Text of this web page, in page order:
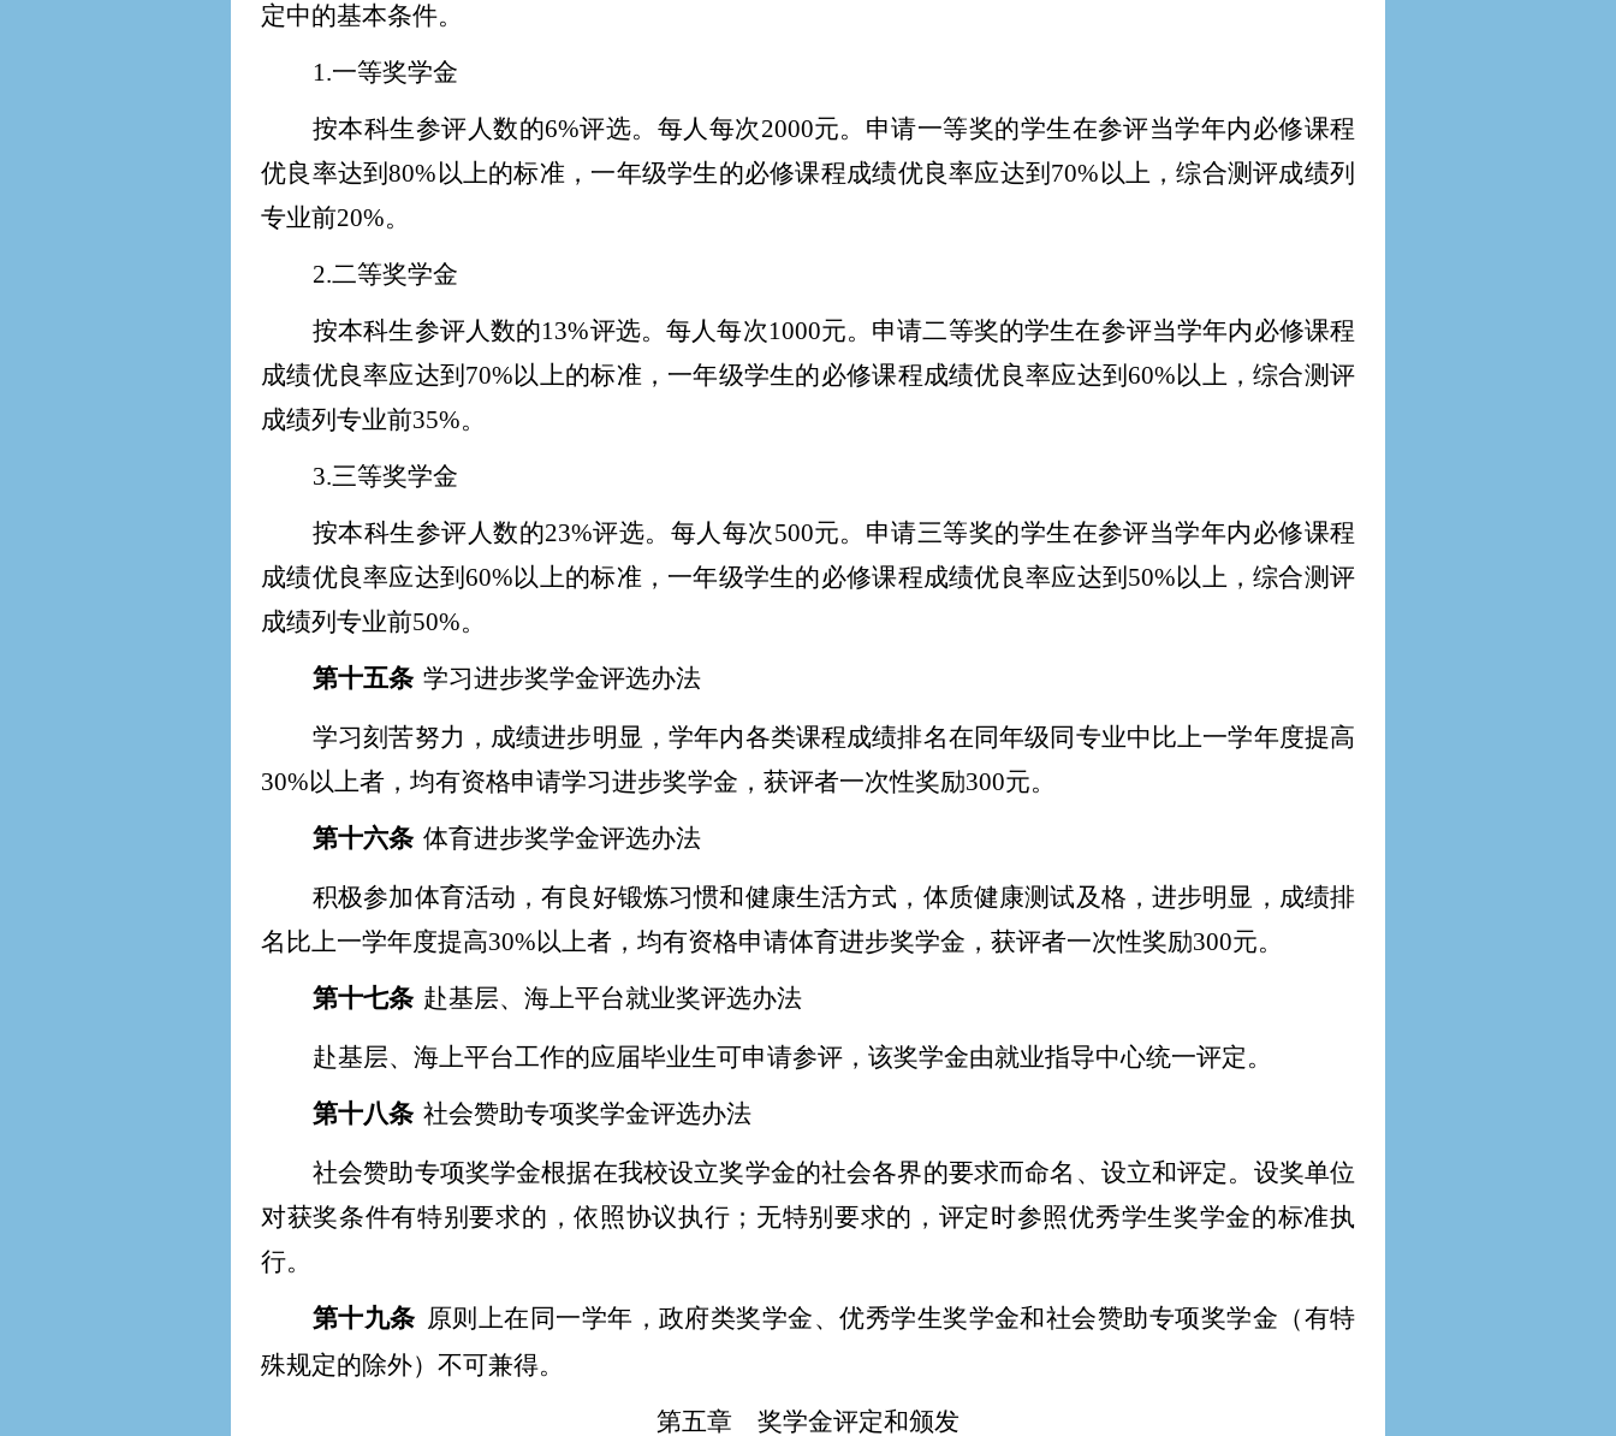
定中的基本条件。
1.一等奖学金
按本科生参评人数的6%评选。每人每次2000元。申请一等奖的学生在参评当学年内必修课程
优良率达到80%以上的标准，一年级学生的必修课程成绩优良率应达到70%以上，综合测评成绩列
专业前20%。
2.二等奖学金
按本科生参评人数的13%评选。每人每次1000元。申请二等奖的学生在参评当学年内必修课程
成绩优良率应达到70%以上的标准，一年级学生的必修课程成绩优良率应达到60%以上，综合测评
成绩列专业前35%。
3.三等奖学金
按本科生参评人数的23%评选。每人每次500元。申请三等奖的学生在参评当学年内必修课程
成绩优良率应达到60%以上的标准，一年级学生的必修课程成绩优良率应达到50%以上，综合测评
成绩列专业前50%。
第十五条 学习进步奖学金评选办法
学习刻苦努力，成绩进步明显，学年内各类课程成绩排名在同年级同专业中比上一学年度提高
30%以上者，均有资格申请学习进步奖学金，获评者一次性奖励300元。
第十六条 体育进步奖学金评选办法
积极参加体育活动，有良好锻炼习惯和健康生活方式，体质健康测试及格，进步明显，成绩排
名比上一学年度提高30%以上者，均有资格申请体育进步奖学金，获评者一次性奖励300元。
第十七条 赴基层、海上平台就业奖评选办法
赴基层、海上平台工作的应届毕业生可申请参评，该奖学金由就业指导中心统一评定。
第十八条 社会赞助专项奖学金评选办法
社会赞助专项奖学金根据在我校设立奖学金的社会各界的要求而命名、设立和评定。设奖单位
对获奖条件有特别要求的，依照协议执行；无特别要求的，评定时参照优秀学生奖学金的标准执
行。
第十九条 原则上在同一学年，政府类奖学金、优秀学生奖学金和社会赞助专项奖学金（有特
殊规定的除外）不可兼得。
第五章 奖学金评定和颁发